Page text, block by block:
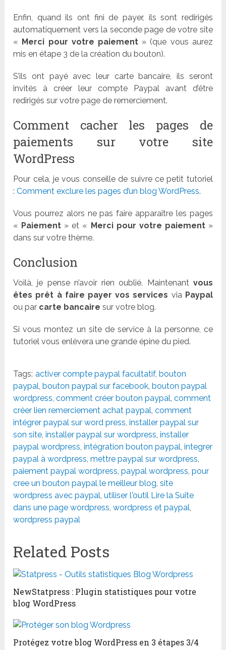
Enfin, quand ils ont fini de payer, ils sont redirigés
automatiquement vers la seconde page de votre site
« Merci pour votre paiement » (que vous aurez
mis en étape 3 de la création du bouton).
S’ils ont payé avec leur carte bancaire, ils seront
invités à créer leur compte Paypal avant d’être
redirigés sur votre page de remerciement.
Comment cacher les pages de
paiements sur votre site
WordPress
Pour cela, je vous conseille de suivre ce petit tutoriel
:Comment exclure les pages d’un blog WordPress.
Vous pourrez alors ne pas faire apparaître les pages
« Paiement » et « Merci pour votre paiement»
dans sur votre thème.
Conclusion
Voilà, je pense n’avoir rien oublié. Maintenant vous
êtes prêt à faire payer vos services via Paypal
ou par carte bancaire sur votre blog.
Si vous montez un site de service à la personne, ce
tutoriel vous enlèvera une grande épine du pied.
Tags: activer compte paypal facultatif, bouton
paypal, bouton paypal sur facebook, bouton paypal
wordpress,comment créer bouton paypal,comment
créer lien remerciement achat paypal,comment
intégrer paypal sur word press,installer paypal sur
son site,installer paypal sur wordpress,installer
paypal wordpress,intégration bouton paypal,integrer
paypal à wordpress,mettre paypal sur wordpress,
paiement paypal wordpress,paypal wordpress,pour
cree un bouton paypal le meilleur blog,site
wordpress avec paypal,utiliser l'outil Lire la Suite
dans une page wordpress,wordpress et paypal,
wordpress paypal
Related Posts
NewStatpress : Plugin statistiques pour votre
blog WordPress
Protégez votre blog WordPress en 3 étapes 3/4